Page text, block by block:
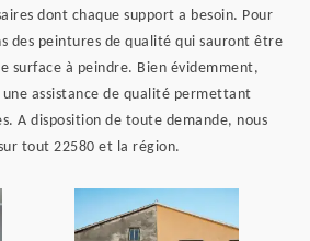
dont chaque support a besoin. Pour
des peintures de qualité qui sauront être
surface à peindre. Bien évidemment,
assistance de qualité permettant
A disposition de toute demande, nous
tout 22580 et la région.